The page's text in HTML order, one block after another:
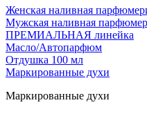
Женская наливная
Мужская наливная
ПРЕМИАЛЬНАЯ линейка
Масло/Автопарфюм
Отдушка 100 мл
Маркированные духи
Маркированные духи